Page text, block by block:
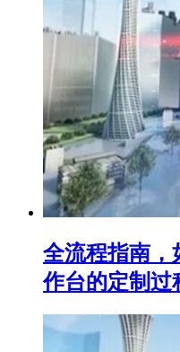
全流程指南，
作台的定制过